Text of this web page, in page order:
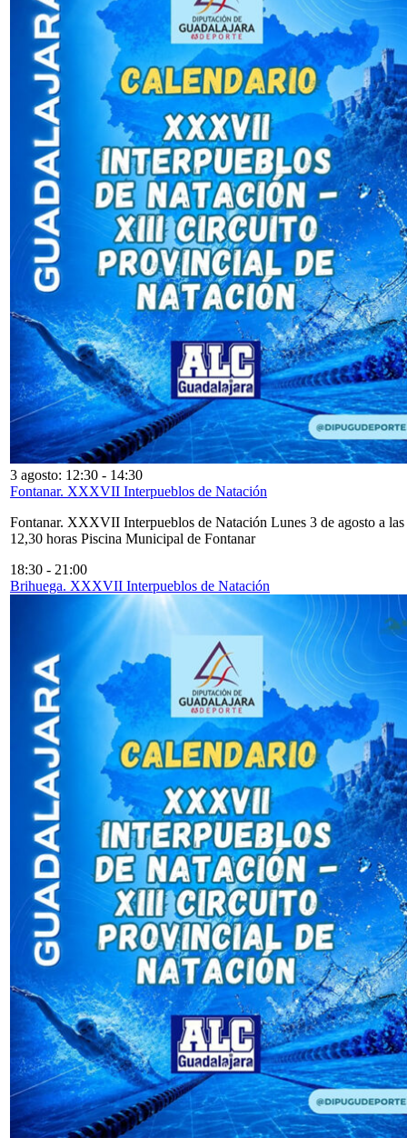
3 agosto: 12:30 - 14:30
Fontanar. XXXVII Interpueblos de Natación
Fontanar. XXXVII Interpueblos de Natación Lunes 3 de agosto a las
12,30 horas Piscina Municipal de Fontanar
18:30 - 21:00
Brihuega. XXXVII Interpueblos de Natación